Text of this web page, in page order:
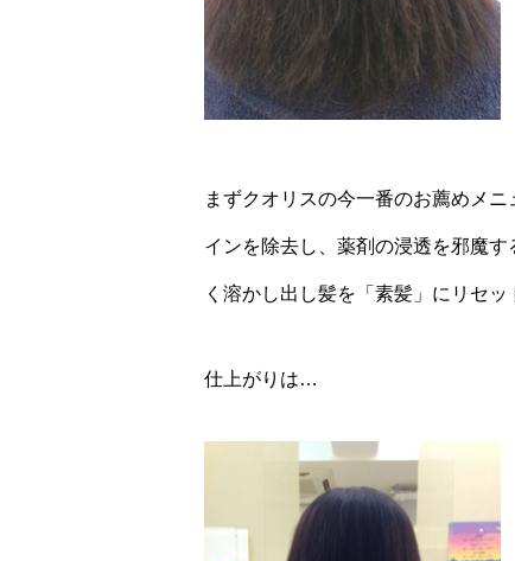
まずクオリスの今一番のお薦めメ
インを除去し、薬剤の浸透を邪魔
く溶かし出し髪を「素髪」にリセ
仕上がりは…